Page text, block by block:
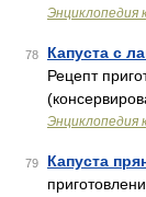
Энциклопедия
78 Капуста с
Рецепт
Энциклопедия
79 Капуста